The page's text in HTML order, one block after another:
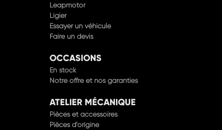
Leapmotor
Ligier
Essayer un véhicule
Faire un devis
OCCASIONS
En stock
Notre offre et nos garanties
ATELIER MÉCANIQUE
Pièces et accessoires
Pièces d'origine